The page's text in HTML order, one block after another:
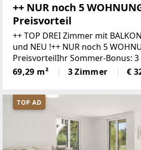
++ NUR noch 5
Preisvorteil
++ TOP DREI Zimmer mit
und NEU !++ NUR noch 5
PreisvorteilIhr Sommer-Bonus:
Ihr neues Zuhause!Wer bis
für eine Wohnung zum gültigen
69,29 m² 3 Zimmer €
TOP AD